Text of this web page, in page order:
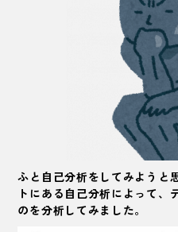
ふと自己分析をしてみようと
トにある自己分析によって、
のを分析してみました。